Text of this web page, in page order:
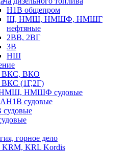
Н1В общепром
Ш, НМШ, НМШФ, НМШГ
нефтяные
2ВВ, 2ВГ
3В
НШ
ВКС, ВКО
(1Г,2Г)
НМШФ судовые
судовые
судовые
горное дело
KRM, KRL Kordis